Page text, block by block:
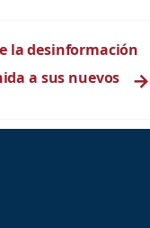
la desinformación
a sus nuevos
→